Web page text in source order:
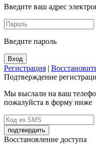
Введите ваш адрес
Введите пароль
Вход
Регистрация |
Подтверждение
Мы выслали на ваш
пожалуйста в форму ниже
подтвердить
Восстановление доступа